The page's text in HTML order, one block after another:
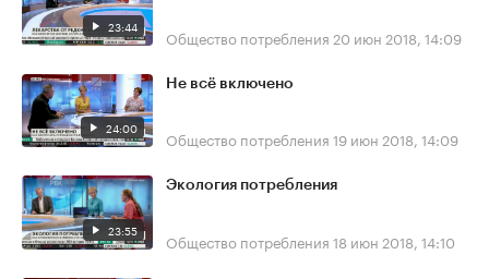
23:44 Общество потребления 20 июн 2018, 14:09
24:00
Не всё включено
Общество потребления 19 июн 2018, 14:09
23:55
Экология потребления
Общество потребления 18 июн 2018, 14:10